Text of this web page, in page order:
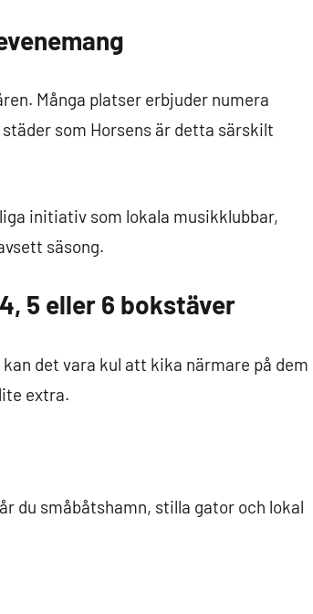
Många platser erbjuder numera
som Horsens är detta särskilt
initiativ som lokala musikklubbar,
säsong.
5 eller 6 bokstäver
det vara kul att kika närmare på dem
extra.
du småbåtshamn, stilla gator och lokal